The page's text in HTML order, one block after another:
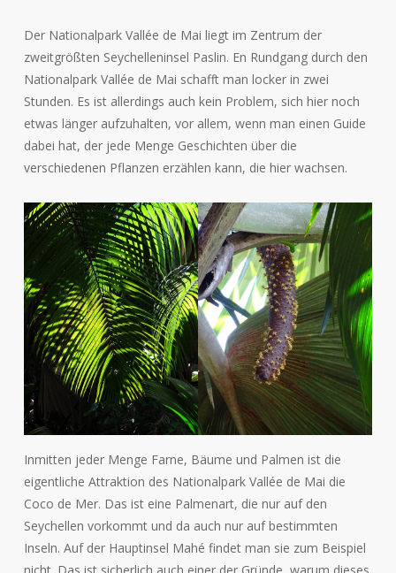
Der Nationalpark Vallée de Mai liegt im Zentrum der
zweitgrößten Seychelleninsel Paslin. En Rundgang durch den
Nationalpark Vallée de Mai schafft man locker in zwei
Stunden. Es ist allerdings auch kein Problem, sich hier noch
etwas länger aufzuhalten, vor allem, wenn man einen Guide
dabei hat, der jede Menge Geschichten über die
verschiedenen Pflanzen erzählen kann, die hier wachsen.
Inmitten jeder Menge Farne, Bäume und Palmen ist die
eigentliche Attraktion des Nationalpark Vallée de Mai die
Coco de Mer. Das ist eine Palmenart, die nur auf den
Seychellen vorkommt und da auch nur auf bestimmten
Inseln. Auf der Hauptinsel Mahé findet man sie zum Beispiel